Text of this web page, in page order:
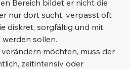
Bereich bildet er nicht die
nur dort sucht, verpasst oft
diskret, sorgfältig und mit
sollen.
möchten, muss der
zeitintensiv oder